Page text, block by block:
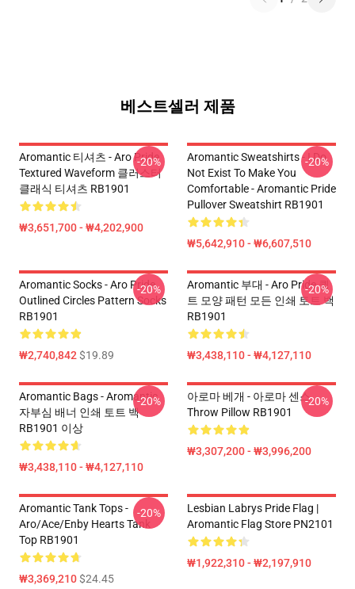
베스트셀러 제품
Aromantic 티셔츠 - Aro Pride
Textured Waveform 클러스터
클래식 티셔츠 RB1901
₩3,651,700 - ₩4,202,900
-20%
Aromantic Sweatshirts - I Do
Not Exist To Make You
Comfortable - Aromantic Pride
Pullover Sweatshirt RB1901
₩5,642,910 - ₩6,607,510
-20%
Aromantic Socks - Aro Pride
Outlined Circles Pattern Socks
RB1901
₩2,740,842$19.89
-20%
Aromantic 부대 - Aro Pride 퀼
트 모양 패턴 모든 인쇄 토트 백
RB1901
₩3,438,110 - ₩4,127,110
-20%
Aromantic Bags - Aromantic
자부심 배너 인쇄 토트 백
RB1901 이상
₩3,438,110 - ₩4,127,110
-20%
아로마 베개 - 아로마 센스
Throw Pillow RB1901
₩3,307,200 - ₩3,996,200
-20%
Aromantic Tank Tops -
Aro/ace/enby Hearts Tank
Top RB1901
₩3,369,210$24.45
-20%
Lesbian Labrys Pride Flag |
Aromantic Flag Store PN2101
₩1,922,310 - ₩2,197,910